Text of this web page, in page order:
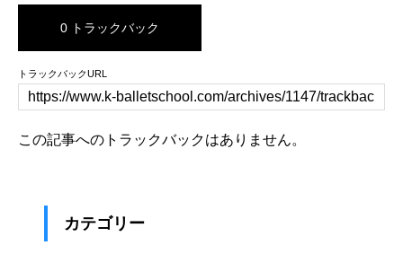
0 トラックバック
トラックバックURL
この記事へのトラックバックはありません。
カテゴリー